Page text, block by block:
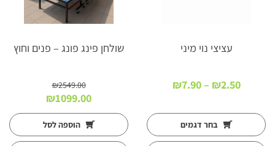
עציצי נוי מיני
₪2.50
–
₪7.90
⁦₪7.90⁩
בחר דגמים
שולחן פינג פונג – פנים וחוץ
₪2549.00
המחיר
המקורי
היה:
₪2549.00.
₪1099.00
הנוכחי
הוא:
₪1099.00.
הוספה לסל